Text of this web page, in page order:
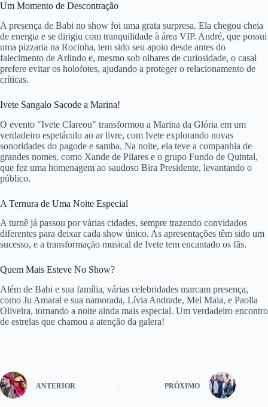
Um Momento de Descontração
A presença de Babi no show foi uma grata surpresa. Ela chegou cheia
de energia e se dirigiu com tranquilidade à área VIP. André, que possui
uma pizzaria na Rocinha, tem sido seu apoio desde antes do
falecimento de Arlindo e, mesmo sob olhares de curiosidade, o casal
prefere evitar os holofotes, ajudando a proteger o relacionamento de
críticas.
Ivete Sangalo Sacode a Marina!
O evento "Ivete Clareou" transformou a Marina da Glória em um
verdadeiro espetáculo ao ar livre, com Ivete explorando novas
sonoridades do pagode e samba. Na noite, ela teve a companhia de
grandes nomes, como Xande de Pilares e o grupo Fundo de Quintal,
que fez uma homenagem ao saudoso Bira Presidente, levantando o
público.
A Ternura de Uma Noite Especial
A turnê já passou por várias cidades, sempre trazendo convidados
diferentes para deixar cada show único. As apresentações têm sido um
sucesso, e a transformação musical de Ivete tem encantado os fãs.
Quem Mais Esteve No Show?
Além de Babi e sua família, várias celebridades marcam presença,
como Ju Amaral e sua namorada, Lívia Andrade, Mel Maia, e Paolla
Oliveira, tornando a noite ainda mais especial. Um verdadeiro encontro
de estrelas que chamou a atenção da galera!
ANTERIOR PRÓXIMO